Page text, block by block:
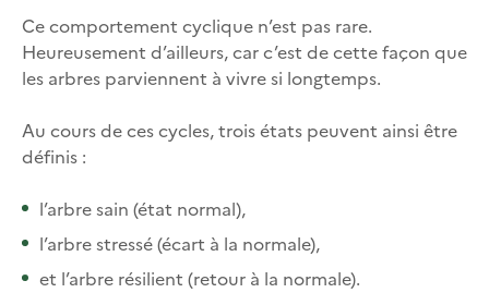
Ce comportement cyclique n’est pas rare.
Heureusement d’ailleurs, car c’est de cette façon que
les arbres parviennent à vivre si longtemps.
Au cours de ces cycles, trois états peuvent ainsi être
définis :
l’arbre sain (état normal),
l’arbre stressé (écart à la normale),
et l’arbre résilient (retour à la normale).